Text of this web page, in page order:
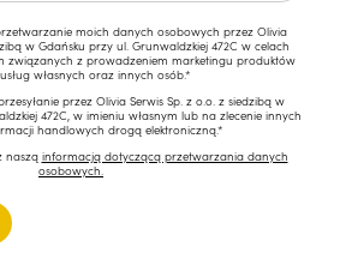
moich danych osobowych przez Olivia
w Gdańsku przy ul. Grunwaldzkiej 472C w celach
związanych z prowadzeniem marketingu produktów
własnych oraz innych osób.*
przez Olivia Serwis Sp. z o.o. z siedzibą w
472C, w imieniu własnym lub na zlecenie innych
handlowych drogą elektroniczną.*
naszą informacją dotyczącą przetwarzania danych
osobowych.